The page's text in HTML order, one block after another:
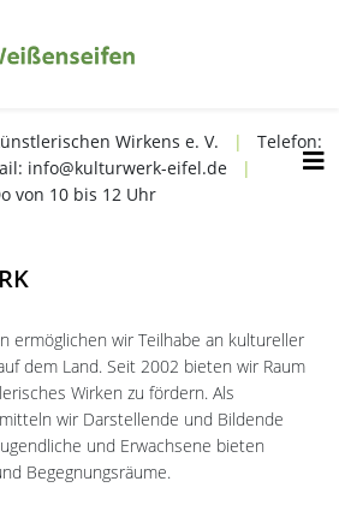
Wirkens e. V. |
Telefon:
info@kulturwerk-eifel.de
|
von 10 bis 12 Uhr
ermöglichen wir Teilhabe an kultureller
dem Land. Seit 2002 bieten wir Raum
Wirken zu fördern. Als
wir Darstellende und Bildende
und Erwachsene bieten
Begegnungsräume.